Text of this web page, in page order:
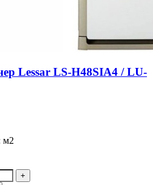
Lessar LS-H48SIA4 / LU-
м2